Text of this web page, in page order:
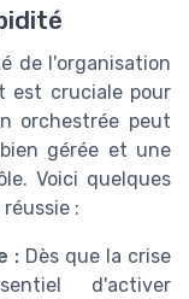
de l'organisation
est cruciale pour
orchestrée peut
gérée et une
Voici quelques
:
: Dès que la crise
d'activer